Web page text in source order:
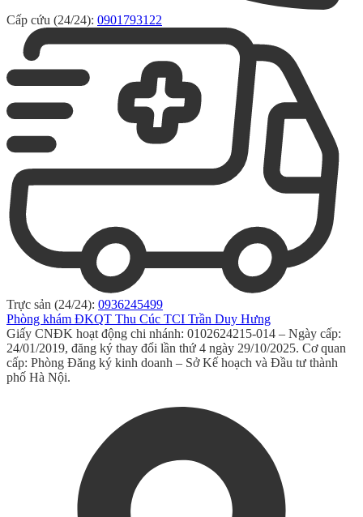
Cấp cứu (24/24): 0901793122
Trực sản (24/24): 0936245499
Phòng khám ĐKQT Thu Cúc TCI Trần Duy Hưng
Giấy CNĐK hoạt động chi nhánh: 0102624215-014 – Ngày cấp:
24/01/2019, đăng ký thay đổi lần thứ 4 ngày 29/10/2025. Cơ quan
cấp: Phòng Đăng ký kinh doanh – Sở Kế hoạch và Đầu tư thành
phố Hà Nội.